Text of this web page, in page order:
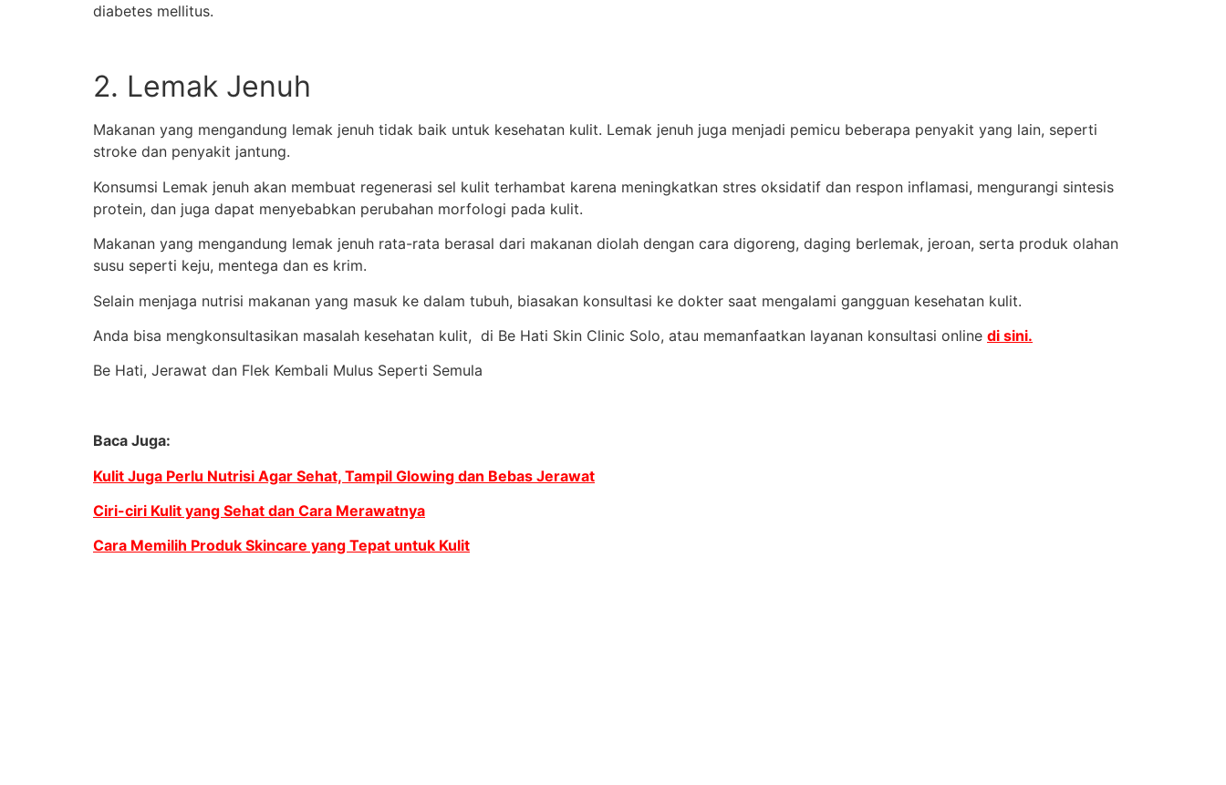
diabetes mellitus.
2. Lemak Jenuh
Makanan yang mengandung lemak jenuh tidak baik untuk kesehatan kulit. Lemak jenuh juga menjadi pemicu beberapa penyakit yang lain, seperti
stroke dan penyakit jantung.
Konsumsi Lemak jenuh akan membuat regenerasi sel kulit terhambat karena meningkatkan stres oksidatif dan respon inflamasi, mengurangi sintesis
protein, dan juga dapat menyebabkan perubahan morfologi pada kulit.
Makanan yang mengandung lemak jenuh rata-rata berasal dari makanan diolah dengan cara digoreng, daging berlemak, jeroan, serta produk olahan
susu seperti keju, mentega dan es krim.
Selain menjaga nutrisi makanan yang masuk ke dalam tubuh, biasakan konsultasi ke dokter saat mengalami gangguan kesehatan kulit.
Anda bisa mengkonsultasikan masalah kesehatan kulit, di Be Hati Skin Clinic Solo, atau memanfaatkan layanan konsultasi online di sini.
Be Hati, Jerawat dan Flek Kembali Mulus Seperti Semula
Baca Juga:
Kulit Juga Perlu Nutrisi Agar Sehat, Tampil Glowing dan Bebas Jerawat
Ciri-ciri Kulit yang Sehat dan Cara Merawatnya
Cara Memilih Produk Skincare yang Tepat untuk Kulit